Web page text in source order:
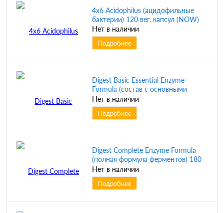
4x6 Acidophilus (ацидофильные
бактерии) 120 вег. капсул (NOW)
Нет в наличии
Подробнее
Digest Basic Essential Enzyme
Formula (состав с основными
ферментами) 30 капсул (Enzymedica)
Нет в наличии
Подробнее
Digest Complete Enzyme Formula
(полная формула ферментов) 180
капсул (Enzymedica)
Нет в наличии
Подробнее